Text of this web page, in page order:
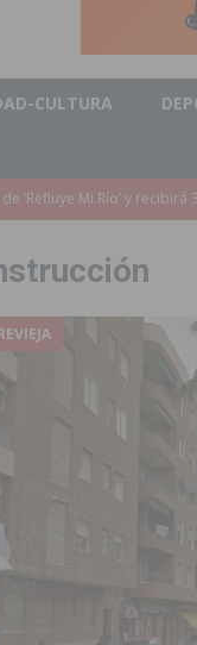
CULTURA
‘Refluye Mi Río’ y
sinfónico de la Orquesta
la accesibilidad de
adicionales al CEIP nº 2 de
grupo criminal
la contratación de 55